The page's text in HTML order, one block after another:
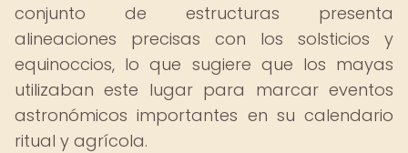
conjunto de estructuras presenta
alineaciones precisas con los solsticios y
equinoccios, lo que sugiere que los mayas
utilizaban este lugar para marcar eventos
astronómicos importantes en su calendario
ritual y agrícola.